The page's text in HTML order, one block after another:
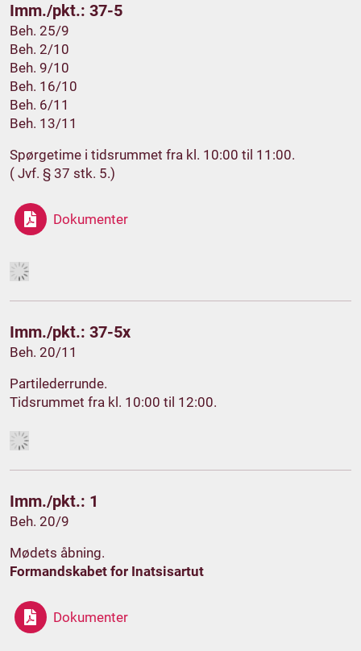
Imm./pkt.: 37-5
Beh. 25/9
Beh. 2/10
Beh. 9/10
Beh. 16/10
Beh. 6/11
Beh. 13/11
Spørgetime i tidsrummet fra kl. 10:00 til 11:00.
( Jvf. § 37 stk. 5.)
Dokumenter
Imm./pkt.: 37-5x
Beh. 20/11
Partilederrunde.
Tidsrummet fra kl. 10:00 til 12:00.
Imm./pkt.: 1
Beh. 20/9
Mødets åbning.
Formandskabet for Inatsisartut
Dokumenter